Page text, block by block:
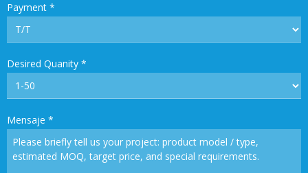
Payment *
Desired Quanity *
Mensaje *